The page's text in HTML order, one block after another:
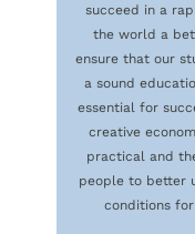
succeed in a
the world a
ensure that our
a sound
essential for
creative
practical and
people to better
conditions